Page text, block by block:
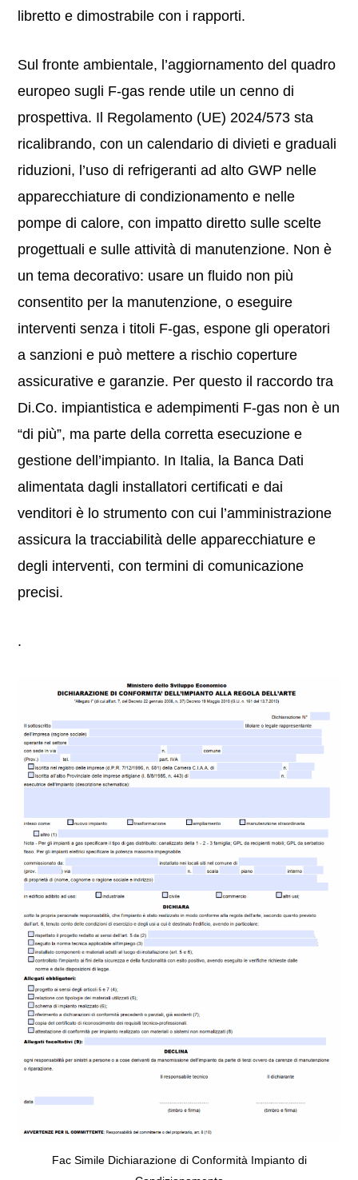
libretto e dimostrabile con i rapporti.
Sul fronte ambientale, l’aggiornamento del quadro
europeo sugli F-gas rende utile un cenno di
prospettiva. Il Regolamento (UE) 2024/573 sta
ricalibrando, con un calendario di divieti e graduali
riduzioni, l’uso di refrigeranti ad alto GWP nelle
apparecchiature di condizionamento e nelle
pompe di calore, con impatto diretto sulle scelte
progettuali e sulle attività di manutenzione. Non è
un tema decorativo: usare un fluido non più
consentito per la manutenzione, o eseguire
interventi senza i titoli F-gas, espone gli operatori
a sanzioni e può mettere a rischio coperture
assicurative e garanzie. Per questo il raccordo tra
Di.Co. impiantistica e adempimenti F-gas non è un
“di più”, ma parte della corretta esecuzione e
gestione dell’impianto. In Italia, la Banca Dati
alimentata dagli installatori certificati e dai
venditori è lo strumento con cui l’amministrazione
assicura la tracciabilità delle apparecchiature e
degli interventi, con termini di comunicazione
precisi.
.
Fac Simile Dichiarazione di Conformità Impianto di